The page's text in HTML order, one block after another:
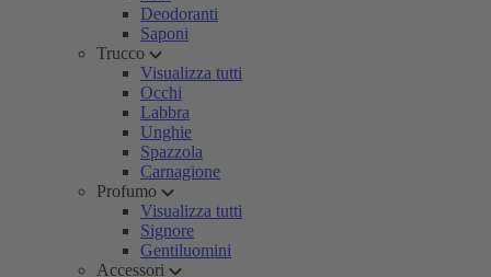
Deodoranti
Saponi
Trucco
Visualizza tutti
Occhi
Labbra
Unghie
Spazzola
Carnagione
Profumo
Visualizza tutti
Signore
Gentiluomini
Accessori